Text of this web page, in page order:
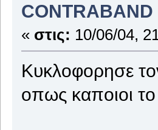
CONTRABAND
« στις: 10/06/04,
Kυκλοφορησε
οπως καποιοι το